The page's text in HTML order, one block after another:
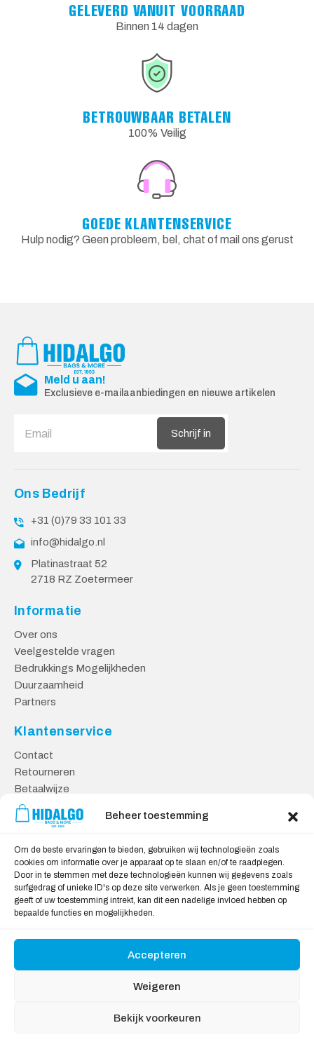
Beheer toestemming
Om de beste ervaringen te bieden, gebruiken wij technologieën zoals
cookies om informatie over je apparaat op te slaan en/of te raadplegen.
Door in te stemmen met deze technologieën kunnen wij gegevens zoals
surfgedrag of unieke ID's op deze site verwerken. Als je geen toestemming
geeft of uw toestemming intrekt, kan dit een nadelige invloed hebben op
bepaalde functies en mogelijkheden.
Accepteren
Weigeren
Bekijk voorkeuren
GELEVERD VANUIT VOORRAAD
Binnen 14 dagen
BETROUWBAAR BETALEN
100% Veilig
GOEDE KLANTENSERVICE
Hulp nodig? Geen probleem, bel, chat of mail ons gerust
Meld u aan!
Exclusieve e-mailaanbiedingen en nieuwe artikelen
Schrijf in
Ons Bedrijf
+31 (0)79 33 101 33
info@hidalgo.nl
Platinastraat 52
2718 RZ Zoetermeer
Informatie
Over ons
Veelgestelde vragen
Bedrukkings Mogelijkheden
Duurzaamheid
Partners
Klantenservice
Contact
Retourneren
Betaalwijze
Kennisbank
Algemene Voorwaarden
Privacy Verklaring
Cookie Verklaring
Aansprakelijkheid